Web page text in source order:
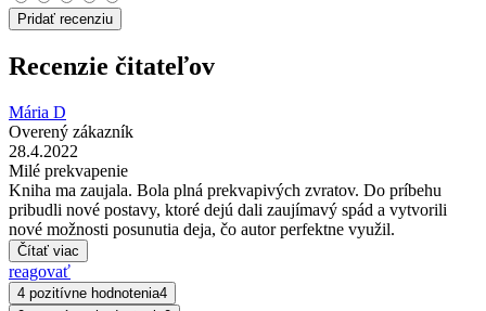
Pridať recenziu
Recenzie čitateľov
Mária D
Overený zákazník
28.4.2022
Milé prekvapenie
Kniha ma zaujala. Bola plná prekvapivých zvratov. Do príbehu
pribudli nové postavy, ktoré dejú dali zaujímavý spád a vytvorili
nové možnosti posunutia deja, čo autor perfektne využil.
Čítať viac
reagovať
4 pozitívne hodnotenia4